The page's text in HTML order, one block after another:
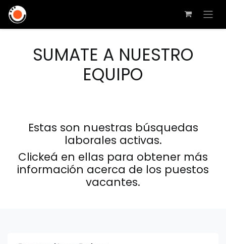
SUMATE A NUESTRO
EQUIPO
Estas son nuestras búsquedas
laborales activas.
Clickeá en ellas para obtener más
información acerca de los puestos
vacantes.